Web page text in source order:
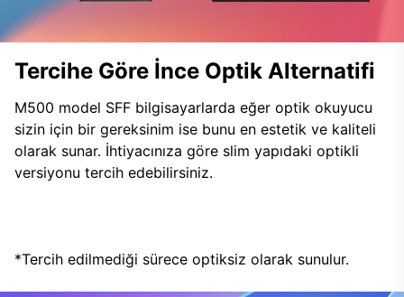
Tercihe Göre İnce Optik Alternatifi
M500 model SFF bilgisayarlarda eğer optik okuyucu
sizin için bir gereksinim ise bunu en estetik ve kaliteli
olarak sunar. İhtiyacınıza göre slim yapıdaki optikli
versiyonu tercih edebilirsiniz.
*Tercih edilmediği sürece optiksiz olarak sunulur.